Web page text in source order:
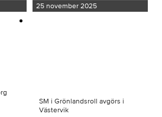
25 november 2025
SM i Grönlandsroll avgörs i
Västervik